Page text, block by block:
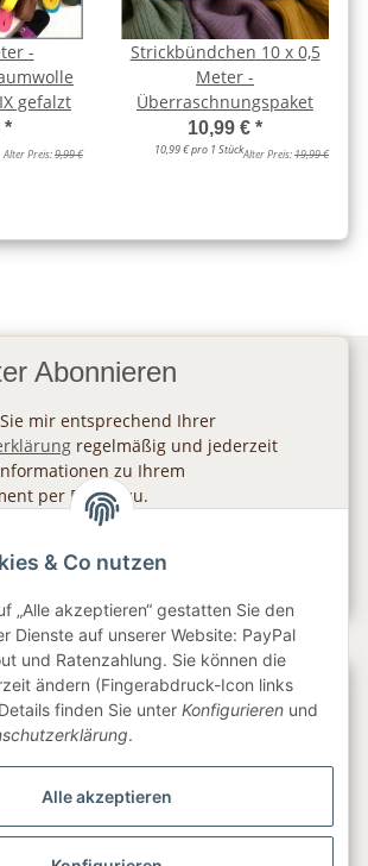
-
gefalzt
*
Alter Preis:9,99 €
Strickbündchen 10 x 0,5
Meter -
Überraschnungspaket
10,99 € *
10,99 € pro 1 StückAlter Preis:19,99 €
Abonnieren
mir entsprechend Ihrer
regelmäßig und jederzeit
zu Ihrem
per E-Mail zu.
& Co nutzen
„Alle akzeptieren“ gestatten Sie den
Dienste auf unserer Website: PayPal
und Ratenzahlung. Sie können die
ändern (Fingerabdruck-Icon links
finden Sie unter Konfigurieren und
.
Alle akzeptieren